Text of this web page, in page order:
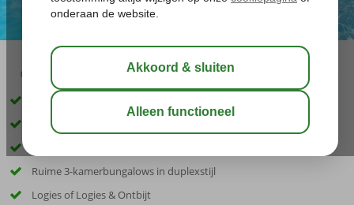
04:20 aug 28°C
Kleinschalig bungalowcomplex
Vlak bij het strand
Ruime 3-kamerbungalows in duplexstijl
Logies of Logies & Ontbijt